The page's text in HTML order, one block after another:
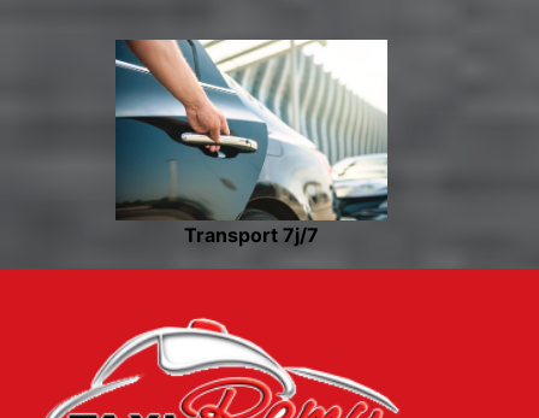
Transport 7j/7